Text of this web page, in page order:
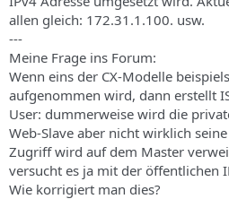
e
s
u
allen gleich: 172.31.1.100. usw.
---
Meine Frage ins Forum:
Wenn eins der CX-Modelle
aufgenommen wird, dann erstellt
User: dummerweise wird die
Web-Slave aber nicht wirklich
Zugriff wird auf dem Master
versucht es ja mit der öffentlichen
Wie korrigiert man dies?